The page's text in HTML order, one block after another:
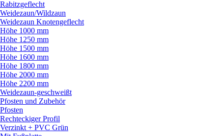
Rabitzgeflecht
Weidezaun/Wildzaun
Weidezaun Knotengeflecht
Höhe 1000 mm
Höhe 1250 mm
Höhe 1500 mm
Höhe 1600 mm
Höhe 1800 mm
Höhe 2000 mm
Höhe 2200 mm
Weidezaun-geschweißt
Pfosten und Zubehör
Pfosten
Rechteckiger Profil
Verzinkt + PVC Grün